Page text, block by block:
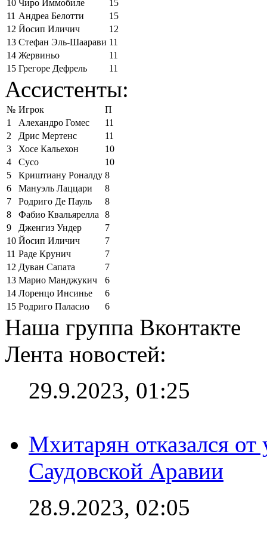
10 Чиро Иммобиле
15
11 Андреа Белотти
15
12 Йосип Иличич
12
13 Стефан Эль-Шаарави 11
14 Жервиньо
11
15 Грегоре Дефрель 11
Ассистенты:
№ Игрок
П
1
Алехандро Гомес
11
2
Дрис Мертенс
11
3
Хосе Кальехон
10
4
Сусо
10
5
Криштиану Роналду 8
6
Мануэль Лаццари
8
7
Родриго Де Пауль
8
8
Фабио Квальярелла
8
9
Дженгиз Ундер
7
10 Йосип Иличич
7
11 Раде Крунич
7
12 Дуван Сапата
7
13 Марио Манджукич
6
14 Лоренцо Инсинье
6
15 Родриго Паласио 6
Наша группа Вконтакте
Лента новостей:
29.9.2023, 01:25
Мхитарян отказался от
Саудовской Аравии
28.9.2023, 02:05